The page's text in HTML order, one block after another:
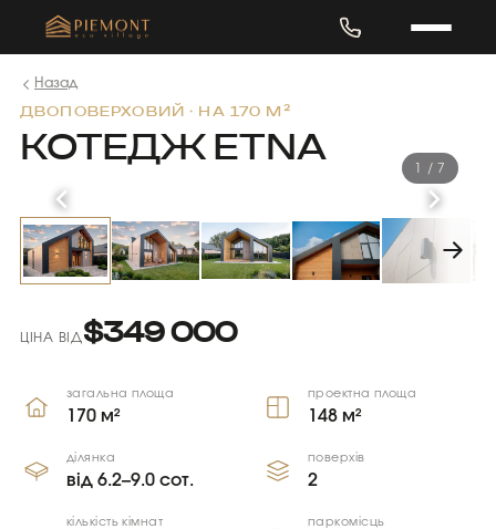
Назад
ДВОПОВЕРХОВИЙ · НА 170 М²
КОТЕДЖ ETNA
1 / 7
ЦІНА ВІД $349 000
загальна площа
170 м²
проектна площа
148 м²
ділянка
від 6.2–9.0 сот.
поверхів
2
кількість кімнат паркомісць